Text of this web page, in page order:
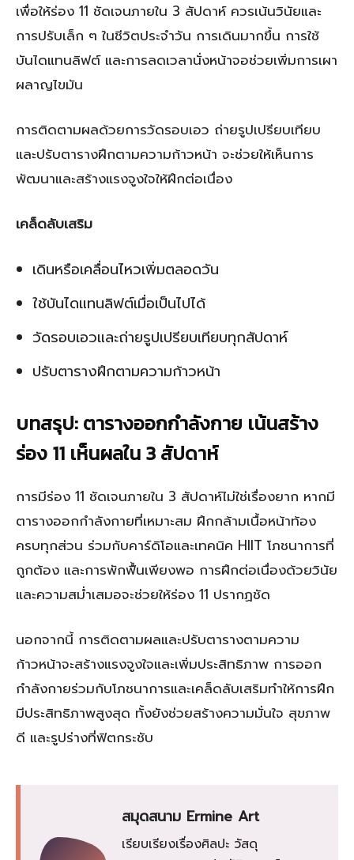
เพื่อให้ร่อง 11 ชัดเจนภายใน 3 สัปดาห์ ควรเน้นวินัยและ
การปรับเล็ก ๆ ในชีวิตประจำวัน การเดินมากขึ้น การใช้
บันไดแทนลิฟต์ และการลดเวลานั่งหน้าจอช่วยเพิ่มการเผา
ผลาญไขมัน
การติดตามผลด้วยการวัดรอบเอว ถ่ายรูปเปรียบเทียบ
และปรับตารางฝึกตามความก้าวหน้า จะช่วยให้เห็นการ
พัฒนาและสร้างแรงจูงใจให้ฝึกต่อเนื่อง
เคล็ดลับเสริม
เดินหรือเคลื่อนไหวเพิ่มตลอดวัน
ใช้บันไดแทนลิฟต์เมื่อเป็นไปได้
วัดรอบเอวและถ่ายรูปเปรียบเทียบทุกสัปดาห์
ปรับตารางฝึกตามความก้าวหน้า
บทสรุป: ตารางออกกำลังกาย เน้นสร้าง
ร่อง 11 เห็นผลใน 3 สัปดาห์
การมีร่อง 11 ชัดเจนภายใน 3 สัปดาห์ไม่ใช่เรื่องยาก หากมี
ตารางออกกำลังกายที่เหมาะสม ฝึกกล้ามเนื้อหน้าท้อง
ครบทุกส่วน ร่วมกับคาร์ดิโอและเทคนิค HIIT โภชนาการที่
ถูกต้อง และการพักฟื้นเพียงพอ การฝึกต่อเนื่องด้วยวินัย
และความสม่ำเสมอจะช่วยให้ร่อง 11 ปรากฏชัด
นอกจากนี้ การติดตามผลและปรับตารางตามความ
ก้าวหน้าจะสร้างแรงจูงใจและเพิ่มประสิทธิภาพ การออก
กำลังกายร่วมกับโภชนาการและเคล็ดลับเสริมทำให้การฝึก
มีประสิทธิภาพสูงสุด ทั้งยังช่วยสร้างความมั่นใจ สุขภาพ
ดี และรูปร่างที่ฟิตกระชับ
สมุดสนาม Ermine Art
เรียบเรียงเรื่องศิลปะ วัสดุ